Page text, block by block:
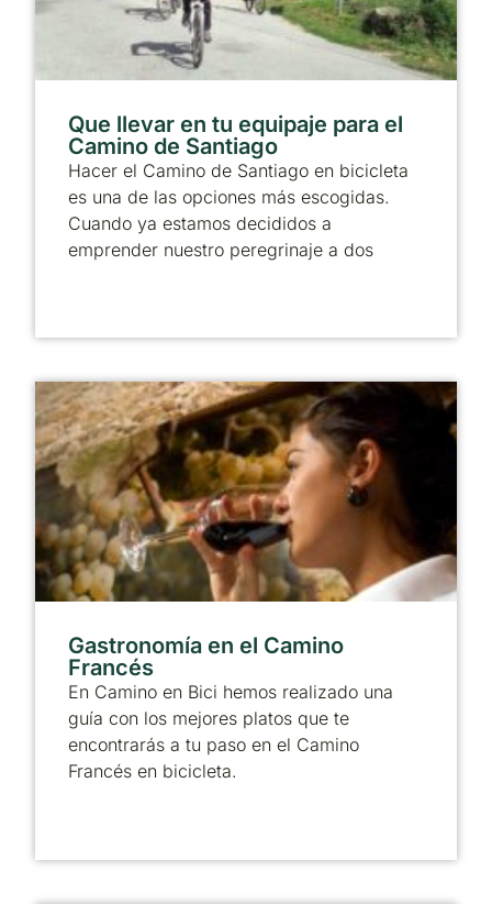
Que llevar en tu equipaje para el
Camino de Santiago
Hacer el Camino de Santiago en bicicleta
es una de las opciones más escogidas.
Cuando ya estamos decididos a
emprender nuestro peregrinaje a dos
Gastronomía en el Camino
Francés
En Camino en Bici hemos realizado una
guía con los mejores platos que te
encontrarás a tu paso en el Camino
Francés en bicicleta.